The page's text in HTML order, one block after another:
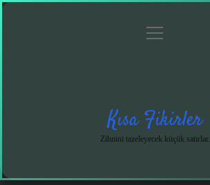
menüyü
Kısa Fikirler
Zihnini tazeleyecek küçük satırlar.